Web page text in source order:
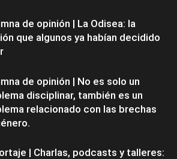
de opinión | La Odisea: la
que algunos ya habían decidido
de opinión | No es solo un
disciplinar, también es un
relacionado con las brechas
| Charlas, podcasts y talleres: